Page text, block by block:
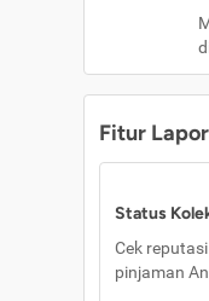
Fitur
Status
Cek
pinjaman